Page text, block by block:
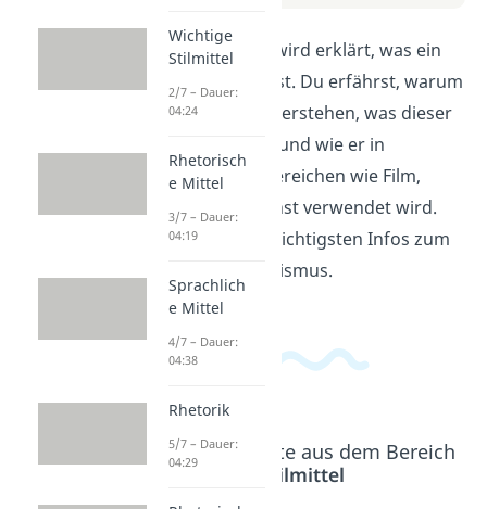
In diesem Video wird erklärt, was ein
Anachronismus ist. Du erfährst, warum
es wichtig ist zu verstehen, was dieser
Begriff bedeutet und wie er in
verschiedenen Bereichen wie Film,
Literatur und Kunst verwendet wird.
Hol dir jetzt die wichtigsten Infos zum
Thema Anachronismus.
Beliebte Inhalte aus dem Bereich
Stilmittel
Wichtige
Stilmittel
2/7 – Dauer:
04:24
Rhetorisch
e Mittel
3/7 – Dauer:
04:19
Sprachlich
e Mittel
4/7 – Dauer:
04:38
Rhetorik
5/7 – Dauer:
04:29